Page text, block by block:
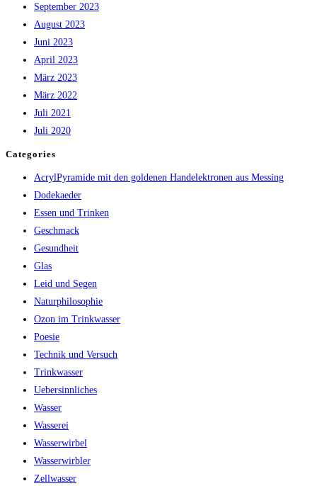
September 2023
August 2023
Juni 2023
April 2023
März 2023
März 2022
Juli 2021
Juli 2020
Categories
AcrylPyramide mit den goldenen Handelektronen aus Messing
Dodekaeder
Essen und Trinken
Geschmack
Gesundheit
Glas
Leid und Segen
Naturphilosophie
Ozon im Trinkwasser
Poesie
Technik und Versuch
Trinkwasser
Uebersinnliches
Wasser
Wasserei
Wasserwirbel
Wasserwirbler
Zellwasser